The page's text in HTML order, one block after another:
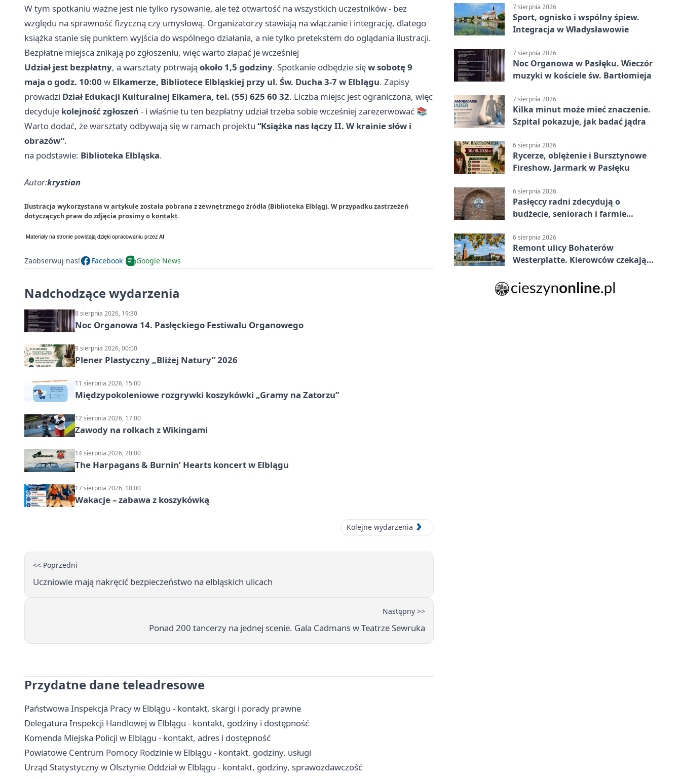
W tym spotkaniu ważne jest nie tylko rysowanie, ale też otwartość na wszystkich uczestników - bez
względu na sprawność fizyczną czy umysłową. Organizatorzy stawiają na włączanie i integrację, dlatego
książka stanie się punktem wyjścia do wspólnego działania, a nie tylko pretekstem do oglądania ilustracji.
Bezpłatne miejsca znikają po zgłoszeniu, więc warto złapać je wcześniej
Udział jest bezpłatny, a warsztaty potrwają około 1,5 godziny. Spotkanie odbędzie sięw sobotę 9
maja o godz. 10:00 w Elkamerze, Bibliotece Elbląskiej przy ul. Św. Ducha 3-7 w Elblągu. Zapisy
prowadzi Dział Edukacji Kulturalnej Elkamera, tel. (55) 625 60 32. Liczba miejsc jest ograniczona, więc
decyduje kolejność zgłoszeń - i właśnie tu ten bezpłatny udział trzeba sobie wcześniej zarezerwować 📚
Warto dodać, że warsztaty odbywają się w ramach projektu “Książka nas łączy II. W krainie słów i
obrazów”.
na podstawie: Biblioteka Elbląska.
Autor:krystian
Ilustracja wykorzystana w artykule została pobrana z zewnętrznego źródła (Biblioteka Elbląg). W przypadku zastrzeżeń
dotyczących praw do zdjęcia prosimy o kontakt.
Zaobserwuj nas! Facebook Google News
Nadchodzące wydarzenia
8 sierpnia 2026, 19:30
Noc Organowa 14. Pasłęckiego Festiwalu Organowego
9 sierpnia 2026, 00:00
Plener Plastyczny „Bliżej Natury” 2026
11 sierpnia 2026, 15:00
Międzypokoleniowe rozgrywki koszykówki „Gramy na Zatorzu”
12 sierpnia 2026, 17:00
Zawody na rolkach z Wikingami
14 sierpnia 2026, 20:00
The Harpagans & Burnin’ Hearts koncert w Elblągu
17 sierpnia 2026, 10:00
Wakacje – zabawa z koszykówką
Kolejne wydarzenia
<< Poprzedni
Uczniowie mają nakręcić bezpieczeństwo na elbląskich ulicach
Następny >>
Ponad 200 tancerzy na jednej scenie. Gala Cadmans w Teatrze Sewruka
Przydatne dane teleadresowe
Państwowa Inspekcja Pracy w Elblągu - kontakt, skargi i porady prawne
Delegatura Inspekcji Handlowej w Elblągu - kontakt, godziny i dostępność
Komenda Miejska Policji w Elblągu - kontakt, adres i dostępność
Powiatowe Centrum Pomocy Rodzinie w Elblągu - kontakt, godziny, usługi
Urząd Statystyczny w Olsztynie Oddział w Elblągu - kontakt, godziny, sprawozdawczość
7 sierpnia 2026
Sport, ognisko i wspólny śpiew.
Integracja w Władysławowie
7 sierpnia 2026
Noc Organowa w Pasłęku. Wieczór
muzyki w kościele św. Bartłomieja
7 sierpnia 2026
Kilka minut może mieć znaczenie.
Szpital pokazuje, jak badać jądra
6 sierpnia 2026
Rycerze, oblężenie i Bursztynowe
Fireshow. Jarmark w Pasłęku
6 sierpnia 2026
Pasłęccy radni zdecydują o
budżecie, seniorach i farmie
6 sierpnia 2026
Remont ulicy Bohaterów
Westerplatte. Kierowców czekają